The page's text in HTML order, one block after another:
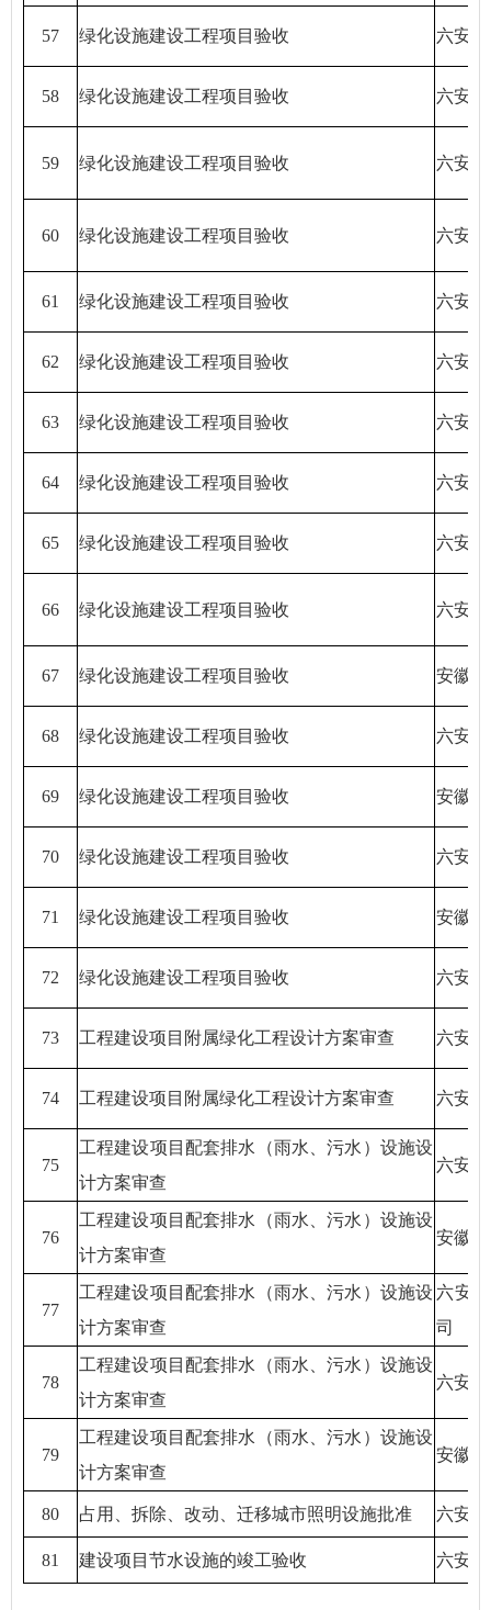
57 绿化设施建设工程项目验收 六安
58 绿化设施建设工程项目验收 六安
59 绿化设施建设工程项目验收 六安
60 绿化设施建设工程项目验收 六安
61 绿化设施建设工程项目验收 六安
62 绿化设施建设工程项目验收 六安
63 绿化设施建设工程项目验收 六安
64 绿化设施建设工程项目验收 六安
65 绿化设施建设工程项目验收 六安
66 绿化设施建设工程项目验收 六安
67 绿化设施建设工程项目验收 安徽
68 绿化设施建设工程项目验收 六安
69 绿化设施建设工程项目验收 安徽
70 绿化设施建设工程项目验收 六安
71 绿化设施建设工程项目验收 安徽
72 绿化设施建设工程项目验收 六安
73 工程建设项目附属绿化工程设计方案审查 六安
74 工程建设项目附属绿化工程设计方案审查 六安
75
工程建设项目配套排水（雨水、污水）设施设
计方案审查
六安
76
工程建设项目配套排水（雨水、污水）设施设
计方案审查
安徽
77
工程建设项目配套排水（雨水、污水）设施设
计方案审查
六安
司
78
工程建设项目配套排水（雨水、污水）设施设
计方案审查
六安
79
工程建设项目配套排水（雨水、污水）设施设
计方案审查
安徽
80 占用、拆除、改动、迁移城市照明设施批准 六安
81 建设项目节水设施的竣工验收 六安